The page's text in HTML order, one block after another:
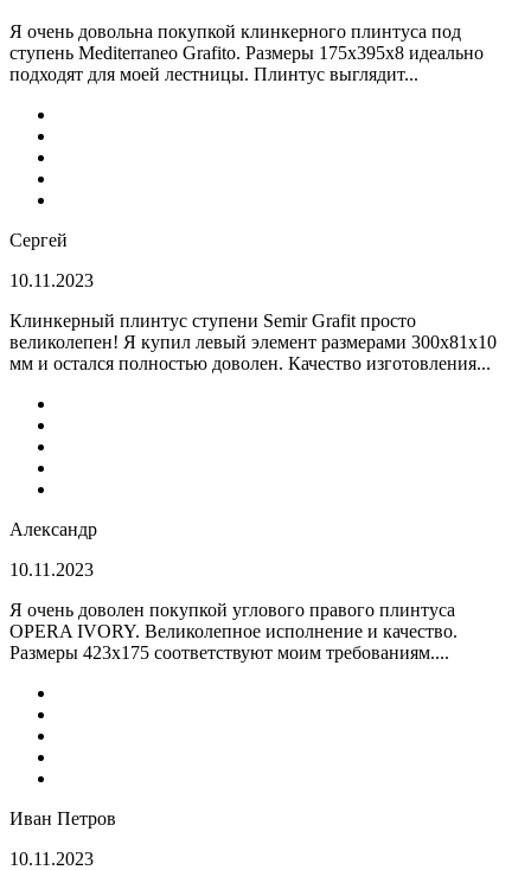
Я очень довольна покупкой клинкерного плинтуса под
ступень Mediterraneo Grafito. Размеры 175х395х8 идеально
подходят для моей лестницы. Плинтус выглядит...
Сергей
10.11.2023
Клинкерный плинтус ступени Semir Grafit просто
великолепен! Я купил левый элемент размерами 300х81х10
мм и остался полностью доволен. Качество изготовления...
Александр
10.11.2023
Я очень доволен покупкой углового правого плинтуса
OPERA IVORY. Великолепное исполнение и качество.
Размеры 423х175 соответствуют моим требованиям....
Иван Петров
10.11.2023